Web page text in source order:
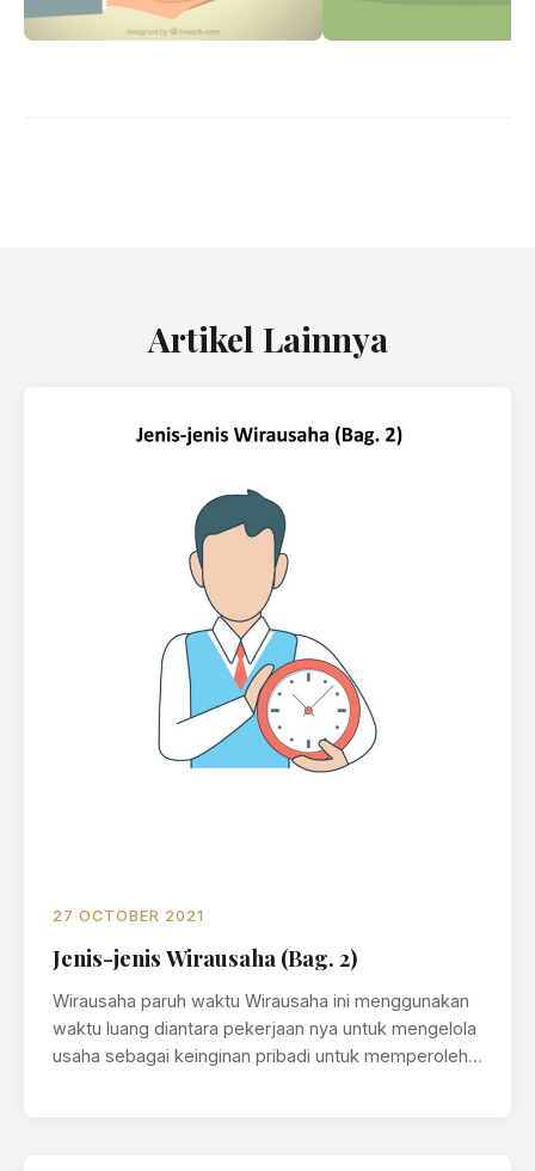
Artikel Lainnya
27 OCTOBER 2021
Wirausaha paruh waktu Wirausaha ini menggunakan
waktu luang diantara pekerjaan nya untuk mengelola
usaha sebagai keinginan pribadi untuk memperoleh